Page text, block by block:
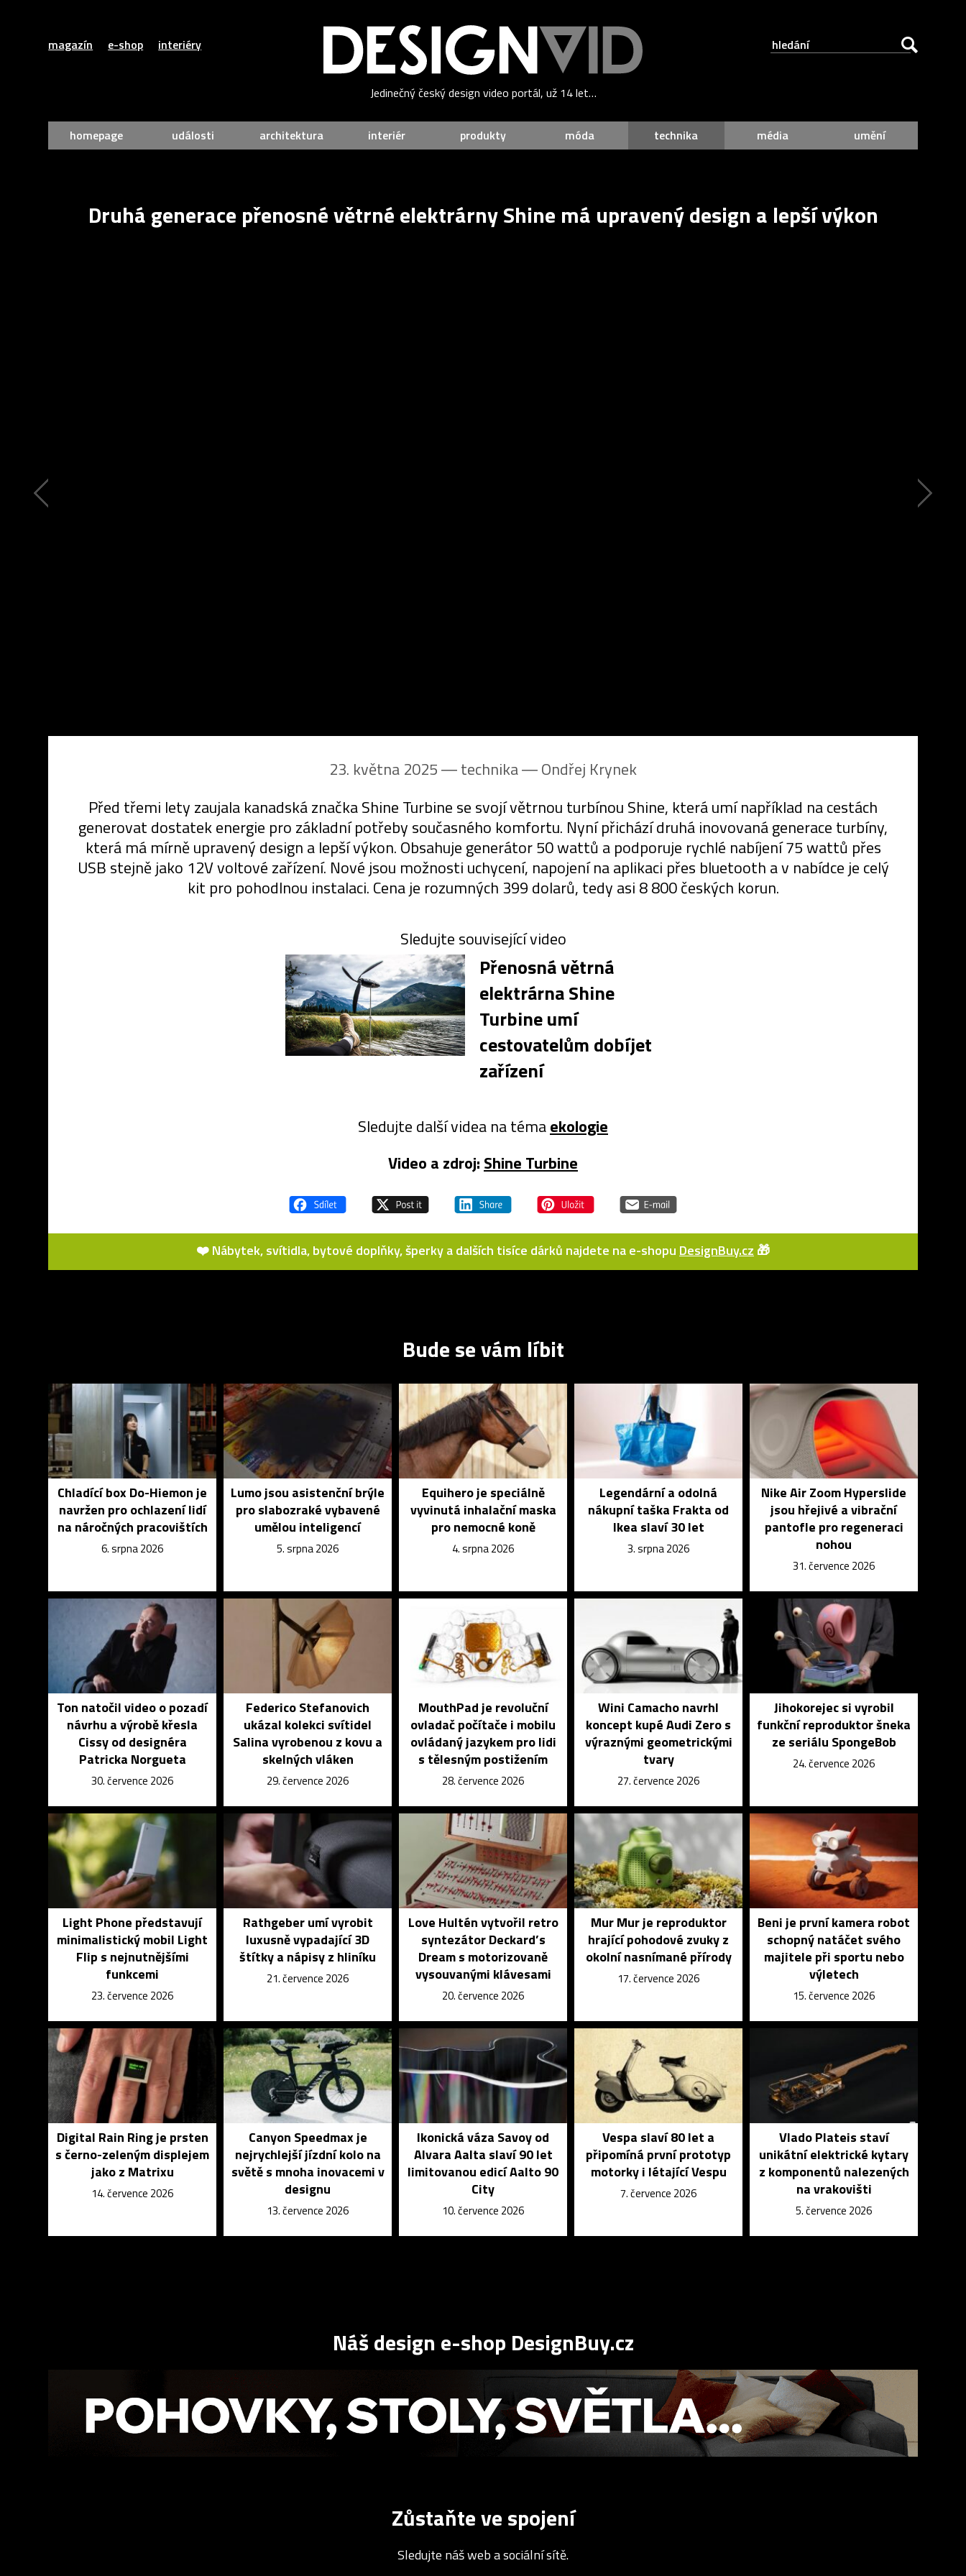
magazín e-shop interiéry
Jedinečný český design video portál, už 14 let…
homepage události architektura interiér produkty móda technika média umění
Druhá generace přenosné větrné elektrárny Shine má upravený design a lepší výkon
23. května 2025 ― technika ―Ondřej Krynek
Před třemi lety zaujala kanadská značka Shine Turbine se svojí větrnou turbínou Shine, která umí například na cestách
generovat dostatek energie pro základní potřeby současného komfortu. Nyní přichází druhá inovovaná generace turbíny,
která má mírně upravený design a lepší výkon. Obsahuje generátor 50 wattů a podporuje rychlé nabíjení 75 wattů přes
USB stejně jako 12V voltové zařízení. Nové jsou možnosti uchycení, napojení na aplikaci přes bluetooth a v nabídce je celý
kit pro pohodlnou instalaci. Cena je rozumných 399 dolarů, tedy asi 8 800 českých korun.
Sledujte související video
Přenosná větrná
elektrárna Shine
Turbine umí
cestovatelům dobíjet
zařízení
Sledujte další videa na témaekologie
Video a zdroj: Shine Turbine
❤️ Nábytek, svítidla, bytové doplňky, šperky a dalších tisíce dárků najdete na e-shopu DesignBuy.cz 🎁
Bude se vám líbit
Chladící box Do-Hiemon je
navržen pro ochlazení lidí
na náročných pracovištích
6. srpna 2026
Lumo jsou asistenční brýle
pro slabozraké vybavené
umělou inteligencí
5. srpna 2026
Equihero je speciálně
vyvinutá inhalační maska
pro nemocné koně
4. srpna 2026
Legendární a odolná
nákupní taška Frakta od
Ikea slaví 30 let
3. srpna 2026
Nike Air Zoom Hyperslide
jsou hřejivé a vibrační
pantofle pro regeneraci
nohou
31. července 2026
Ton natočil video o pozadí
návrhu a výrobě křesla
Cissy od designéra
Patricka Norgueta
30. července 2026
Federico Stefanovich
ukázal kolekci svítidel
Salina vyrobenou z kovu a
skelných vláken
29. července 2026
MouthPad je revoluční
ovladač počítače i mobilu
ovládaný jazykem pro lidi
s tělesným postižením
28. července 2026
Wini Camacho navrhl
koncept kupé Audi Zero s
výraznými geometrickými
tvary
27. července 2026
Jihokorejec si vyrobil
funkční reproduktor šneka
ze seriálu SpongeBob
24. července 2026
Light Phone představují
minimalistický mobil Light
Flip s nejnutnějšími
funkcemi
23. července 2026
Rathgeber umí vyrobit
luxusně vypadající 3D
štítky a nápisy z hliníku
21. července 2026
Love Hultén vytvořil retro
syntezátor Deckard’s
Dream s motorizovaně
vysouvanými klávesami
20. července 2026
Mur Mur je reproduktor
hrající pohodové zvuky z
okolní nasnímané přírody
17. července 2026
Beni je první kamera robot
schopný natáčet svého
majitele při sportu nebo
výletech
15. července 2026
Digital Rain Ring je prsten
s černo-zeleným displejem
jako z Matrixu
14. července 2026
Canyon Speedmax je
nejrychlejší jízdní kolo na
světě s mnoha inovacemi v
designu
13. července 2026
Ikonická váza Savoy od
Alvara Aalta slaví 90 let
limitovanou edicí Aalto 90
City
10. července 2026
Vespa slaví 80 let a
připomíná první prototyp
motorky i létající Vespu
7. července 2026
Vlado Plateis staví
unikátní elektrické kytary
z komponentů nalezených
na vrakovišti
5. července 2026
Náš design e-shop DesignBuy.cz
Zůstaňte ve spojení
Sledujte náš web a sociální sítě.